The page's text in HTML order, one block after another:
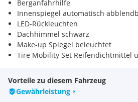
Berganfahrhilfe
Innenspiegel automatisch
LED-Rückleuchten
Dachhimmel schwarz
Make-up Spiegel beleuchtet
Tire Mobility Set Reifendichtmittel
Müdigkeitserkennung
DAB-Radio
Sitz-Fahrer & Beifahrer
Vorteile zu diesem Fahrzeug
Gewährleistung